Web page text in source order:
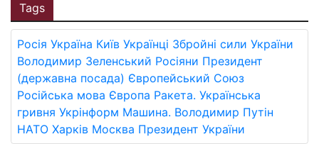
Tags
Росія Україна Київ Українці Збройні сили України
Володимир Зеленський Росіяни Президент
(державна посада) Європейський Союз
Російська мова Європа Ракета. Українська
гривня Укрінформ Машина. Володимир Путін
НАТО Харків Москва Президент України